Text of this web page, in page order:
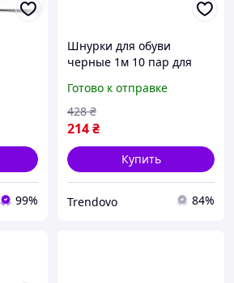
99%
Шнурки для обуви
черные 1м 10 пар для
прочные и стильные
Готово к отправке
214₴
428 ₴
Купить
Trendovo 84%